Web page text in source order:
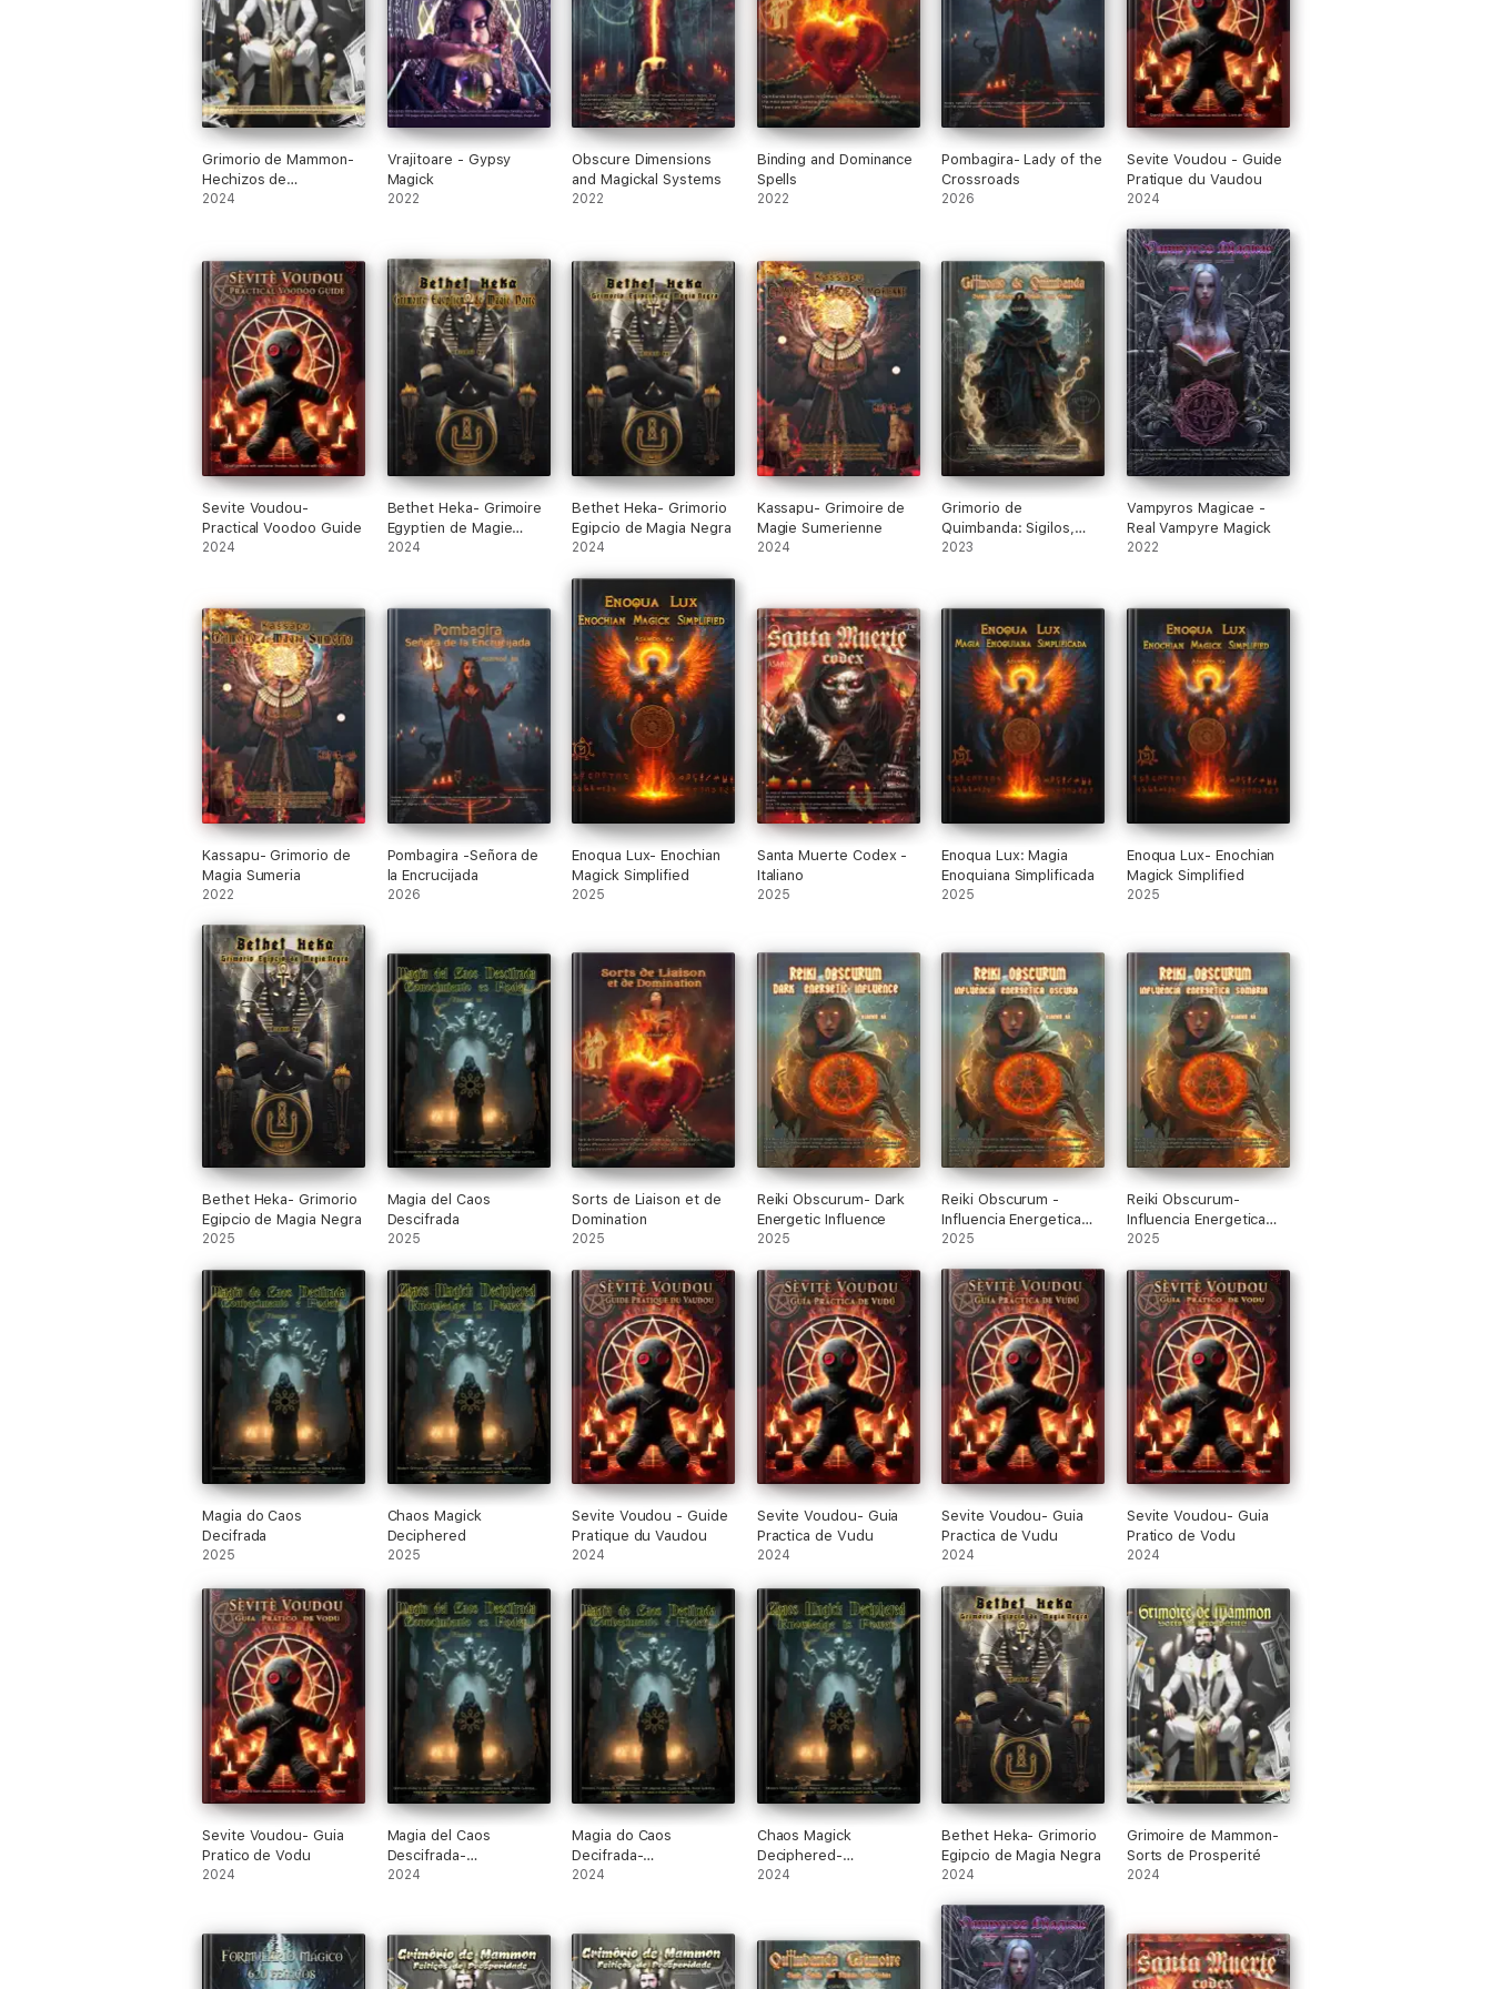
Grimorio de Mammon-
Hechizos de
Prosperidad
2024
Vrajitoare - Gypsy
Magick
2022
Obscure Dimensions
and Magickal Systems
2022
Binding and Dominance
Spells
2022
Pombagira- Lady of the
Crossroads
2026
Sevite Voudou - Guide
Pratique du Vaudou
2024
Sevite Voudou-
Practical Voodoo Guide
2024
Bethet Heka- Grimoire
Egyptien de Magie
Noire
2024
Bethet Heka- Grimorio
Egipcio de Magia Negra
2024
Kassapu- Grimoire de
Magie Sumerienne
2024
Grimorio de
Quimbanda: Sigilos,
Hechizos y Rituales con
2023
Vampyros Magicae -
Real Vampyre Magick
2022
Kassapu- Grimorio de
Magia Sumeria
2022
Pombagira -Señora de
la Encrucijada
2026
Enoqua Lux- Enochian
Magick Simplified
2025
Santa Muerte Codex -
Italiano
2025
Enoqua Lux: Magia
Enoquiana Simplificada
2025
Enoqua Lux- Enochian
Magick Simplified
2025
Bethet Heka- Grimorio
Egipcio de Magia Negra
2025
Magia del Caos
Descifrada
2025
Sorts de Liaison et de
Domination
2025
Reiki Obscurum- Dark
Energetic Influence
2025
Reiki Obscurum -
Influencia Energetica
Oscura
2025
Reiki Obscurum-
Influencia Energetica
Sombria
2025
Magia do Caos
Decifrada
2025
Chaos Magick
Deciphered
2025
Sevite Voudou - Guide
Pratique du Vaudou
2024
Sevite Voudou- Guia
Practica de Vudu
2024
Sevite Voudou- Guia
Practica de Vudu
2024
Sevite Voudou- Guia
Pratico de Vodu
2024
Sevite Voudou- Guia
Pratico de Vodu
2024
Magia del Caos
Descifrada-
Conocimiento es Poder
2024
Magia do Caos
Decifrada-
Conhecimento e Poder
2024
Chaos Magick
Deciphered-
Knowledge is Power
2024
Bethet Heka- Grimorio
Egipcio de Magia Negra
2024
Grimoire de Mammon-
Sorts de Prosperité
2024